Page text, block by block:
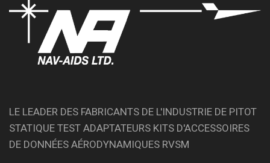
LE LEADER DES FABRICANTS DE L'INDUSTRIE DE PITOT
STATIQUE TEST ADAPTATEURS KITS D'ACCESSOIRES
DE DONNÉES AÉRODYNAMIQUES RVSM